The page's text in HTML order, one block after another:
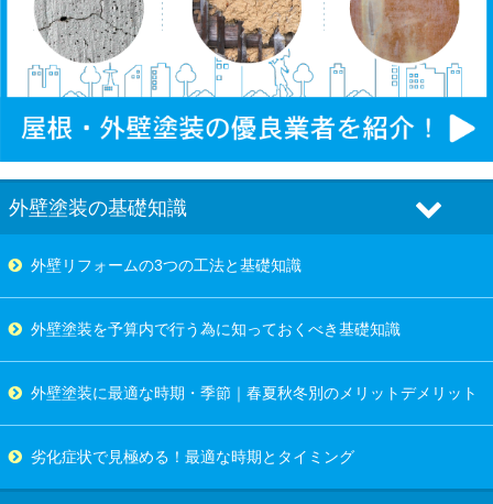
外壁塗装の基礎知識
外壁リフォームの3つの工法と基礎知識
外壁塗装を予算内で行う為に知っておくべき基礎知識
外壁塗装に最適な時期・季節｜春夏秋冬別のメリットデメリット
劣化症状で見極める！最適な時期とタイミング